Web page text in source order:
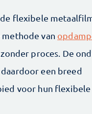
flexibele
van
proces. De
een breed
voor hun